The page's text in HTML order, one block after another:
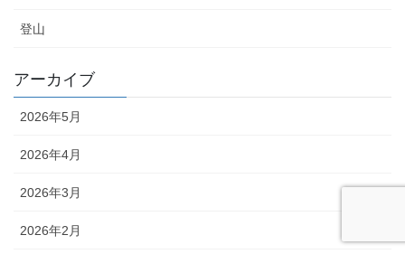
登山
アーカイブ
2026年5月
2026年4月
2026年3月
2026年2月